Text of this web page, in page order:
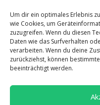
Um dir ein optimales Erlebnis
wie Cookies, um
zuzugreifen. Wenn du diesen
Daten wie das Surfverhalten
verarbeiten. Wenn du deine
zurückziehst, können
beeinträchtigt werden.
Vinyasa
Yoga